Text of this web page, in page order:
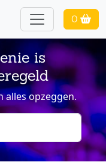
0
is
alles opzeggen.